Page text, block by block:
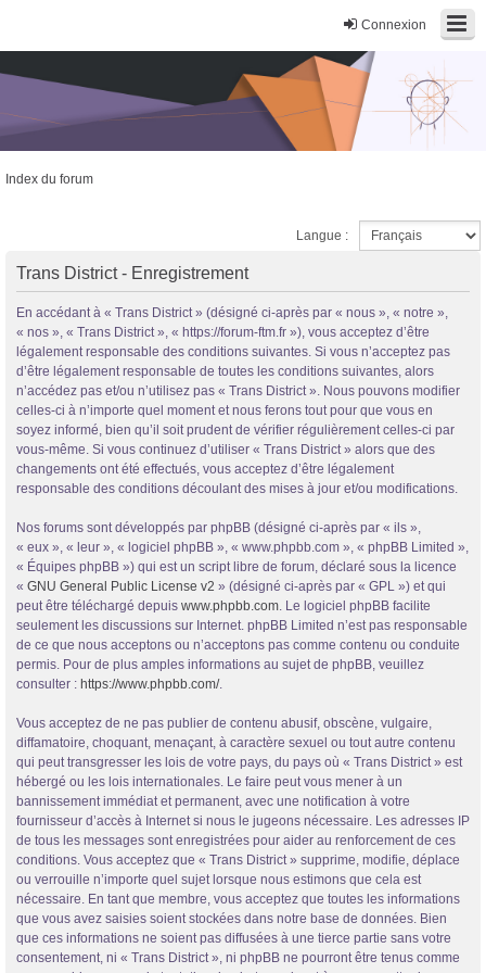
Connexion
Index du forum
Langue :
Trans District - Enregistrement
En accédant à « Trans District » (désigné ci-après par « nous », « notre »,
« nos », « Trans District », « https://forum-ftm.fr »), vous acceptez d’être
légalement responsable des conditions suivantes. Si vous n’acceptez pas
d’être légalement responsable de toutes les conditions suivantes, alors
n’accédez pas et/ou n’utilisez pas « Trans District ». Nous pouvons modifier
celles-ci à n’importe quel moment et nous ferons tout pour que vous en
soyez informé, bien qu’il soit prudent de vérifier régulièrement celles-ci par
vous-même. Si vous continuez d’utiliser « Trans District » alors que des
changements ont été effectués, vous acceptez d’être légalement
responsable des conditions découlant des mises à jour et/ou modifications.
Nos forums sont développés par phpBB (désigné ci-après par « ils »,
« eux », « leur », « logiciel phpBB », « www.phpbb.com », « phpBB Limited »,
« Équipes phpBB ») qui est un script libre de forum, déclaré sous la licence
« GNU General Public License v2 » (désigné ci-après par « GPL ») et qui
peut être téléchargé depuis www.phpbb.com. Le logiciel phpBB facilite
seulement les discussions sur Internet. phpBB Limited n’est pas responsable
de ce que nous acceptons ou n’acceptons pas comme contenu ou conduite
permis. Pour de plus amples informations au sujet de phpBB, veuillez
consulter : https://www.phpbb.com/.
Vous acceptez de ne pas publier de contenu abusif, obscène, vulgaire,
diffamatoire, choquant, menaçant, à caractère sexuel ou tout autre contenu
qui peut transgresser les lois de votre pays, du pays où « Trans District » est
hébergé ou les lois internationales. Le faire peut vous mener à un
bannissement immédiat et permanent, avec une notification à votre
fournisseur d’accès à Internet si nous le jugeons nécessaire. Les adresses IP
de tous les messages sont enregistrées pour aider au renforcement de ces
conditions. Vous acceptez que « Trans District » supprime, modifie, déplace
ou verrouille n’importe quel sujet lorsque nous estimons que cela est
nécessaire. En tant que membre, vous acceptez que toutes les informations
que vous avez saisies soient stockées dans notre base de données. Bien
que ces informations ne soient pas diffusées à une tierce partie sans votre
consentement, ni « Trans District », ni phpBB ne pourront être tenus comme